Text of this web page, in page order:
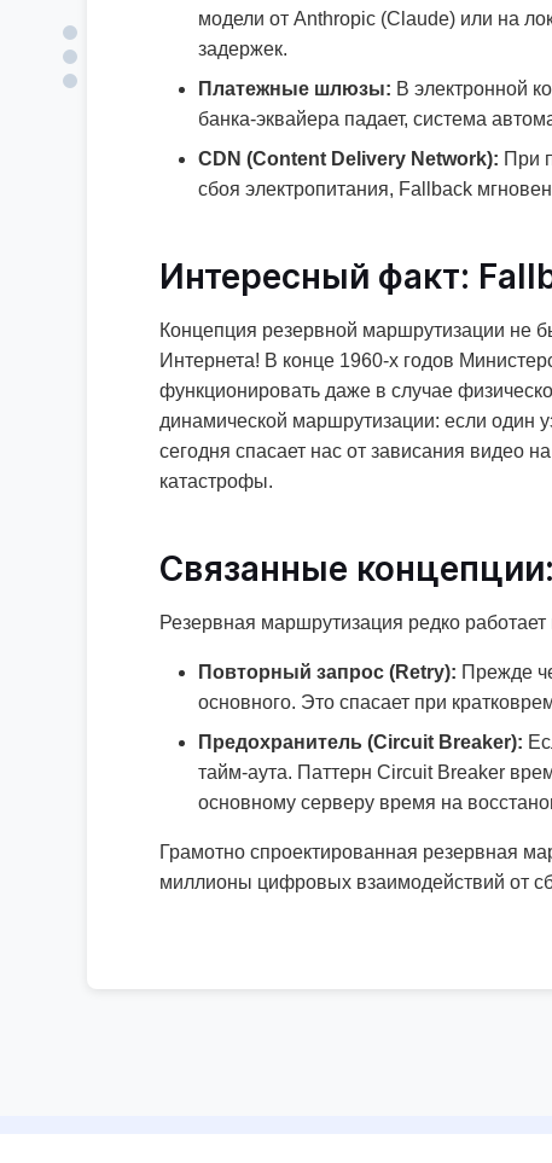
модели от Anthropic (Claude) или на
задержек.
Платежные шлюзы: В электронной
банка-эквайера падает, система
CDN (Content Delivery Network): При
сбоя электропитания, Fallback
Интересный факт:
Концепция резервной маршрутизации не
Интернета! В конце 1960-х годов
функционировать даже в случае
динамической маршрутизации: если один
сегодня спасает нас от зависания видео
катастрофы.
Связанные
Резервная маршрутизация редко
Повторный запрос (Retry): Прежде
основного. Это спасает при
Предохранитель (Circuit Breaker):
тайм-аута. Паттерн Circuit Breaker
основному серверу время на
Грамотно спроектированная резервная
миллионы цифровых взаимодействий от